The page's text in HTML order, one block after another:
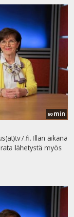
90 min
Illan aikana
lähetystä myös